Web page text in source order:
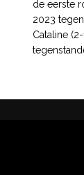
de eerste
2023
Cataline